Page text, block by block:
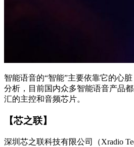
智能语音的“智能”主要依靠它的心
分析，目前国内众多智能语音产品
汇的主控和音频芯片。
【芯之联】
深圳芯之联科技有限公司（Xradio